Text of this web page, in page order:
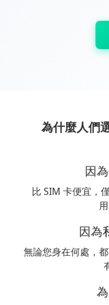
為什麼人們
因
比 SIM 卡便宜，
因為
無論您身在何處，